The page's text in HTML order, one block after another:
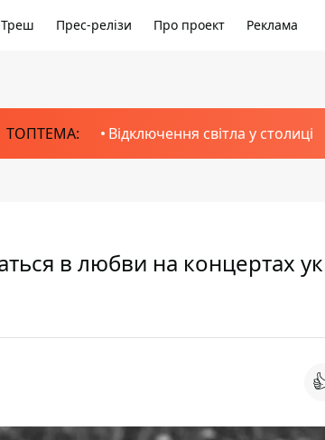
Треш Прес-релізи Про проект Реклама
ТОПТЕМА: Відключення світла у столиці
в любви на концертах